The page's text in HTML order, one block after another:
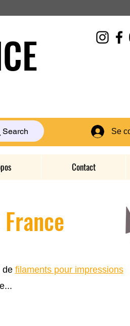
Se
Search
Contact
de filaments pour impressions